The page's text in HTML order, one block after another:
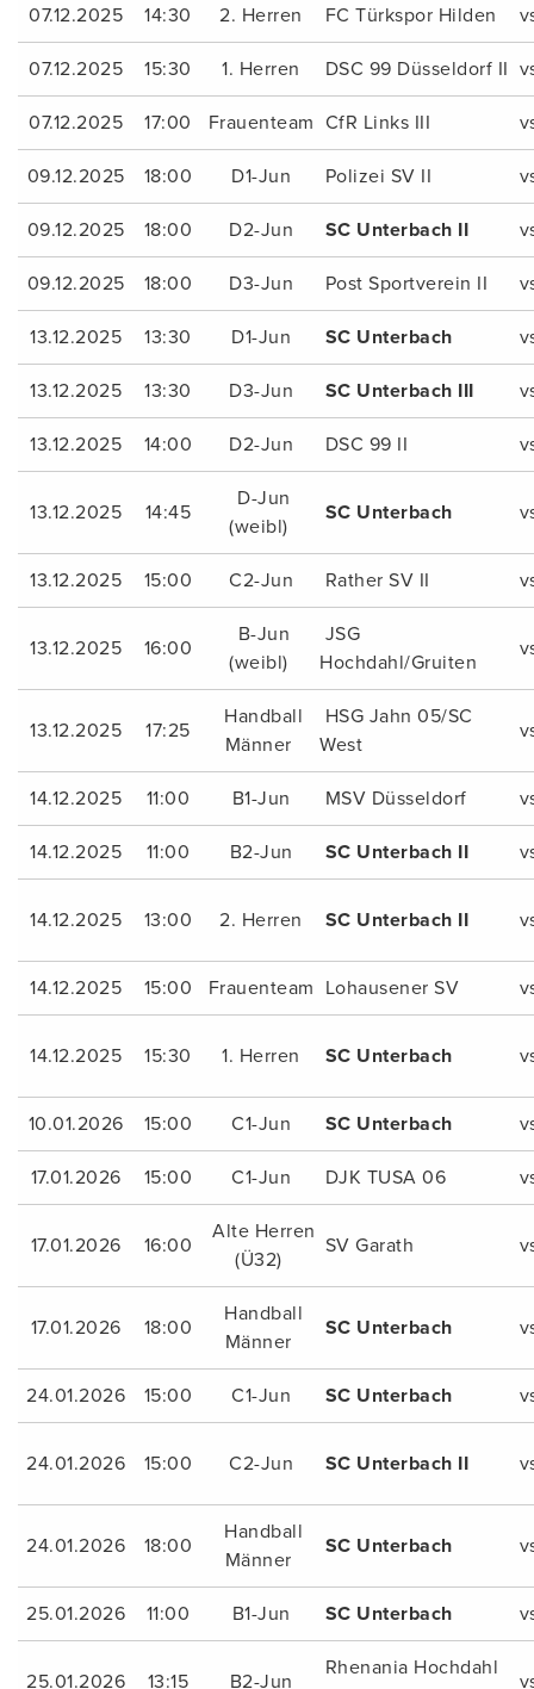
07.12.2025 14:30 2. Herren FC Türkspor Hilden
07.12.2025 15:30 1. Herren DSC 99 Düsseldorf II
07.12.2025 17:00 Frauenteam CfR Links III
09.12.2025 18:00 D1-Jun Polizei SV II
09.12.2025 18:00 D2-Jun SC Unterbach II
09.12.2025 18:00 D3-Jun Post Sportverein II
13.12.2025 13:30 D1-Jun SC Unterbach
13.12.2025 13:30 D3-Jun SC Unterbach III
13.12.2025 14:00 D2-Jun DSC 99 II
13.12.2025 14:45
D-Jun
(weibl)
SC Unterbach
13.12.2025 15:00 C2-Jun Rather SV II
13.12.2025 16:00
B-Jun
(weibl)
JSG
Hochdahl/Gruiten
13.12.2025 17:25
Handball
Männer
HSG Jahn 05/SC
West
14.12.2025 11:00 B1-Jun MSV Düsseldorf
14.12.2025 11:00 B2-Jun SC Unterbach II
14.12.2025 13:00 2. Herren SC Unterbach II
14.12.2025 15:00 Frauenteam Lohausener SV
14.12.2025 15:30 1. Herren SC Unterbach
10.01.2026 15:00 C1-Jun SC Unterbach
17.01.2026 15:00 C1-Jun DJK TUSA 06
17.01.2026 16:00
Alte Herren
(Ü32)
SV Garath
17.01.2026 18:00
Handball
Männer
SC Unterbach
24.01.2026 15:00 C1-Jun SC Unterbach
24.01.2026 15:00 C2-Jun SC Unterbach II
24.01.2026 18:00
Handball
Männer
SC Unterbach
25.01.2026 11:00 B1-Jun SC Unterbach
25.01.2026 13:15 B2-Jun
Rhenania Hochdahl